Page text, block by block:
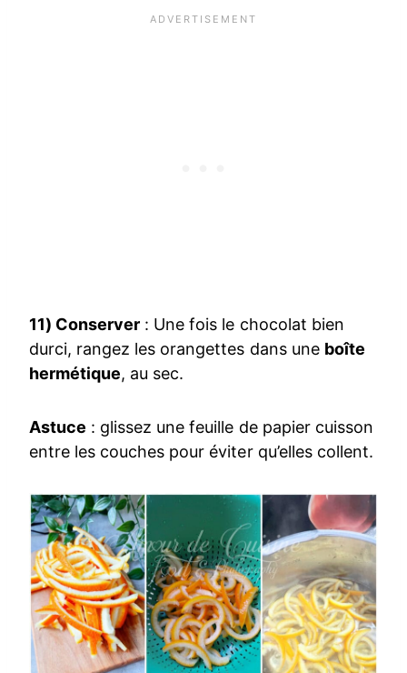
11) Conserver : Une fois le chocolat bien
durci, rangez les orangettes dans une boîte
hermétique, au sec.
Astuce : glissez une feuille de papier cuisson
entre les couches pour éviter qu’elles collent.